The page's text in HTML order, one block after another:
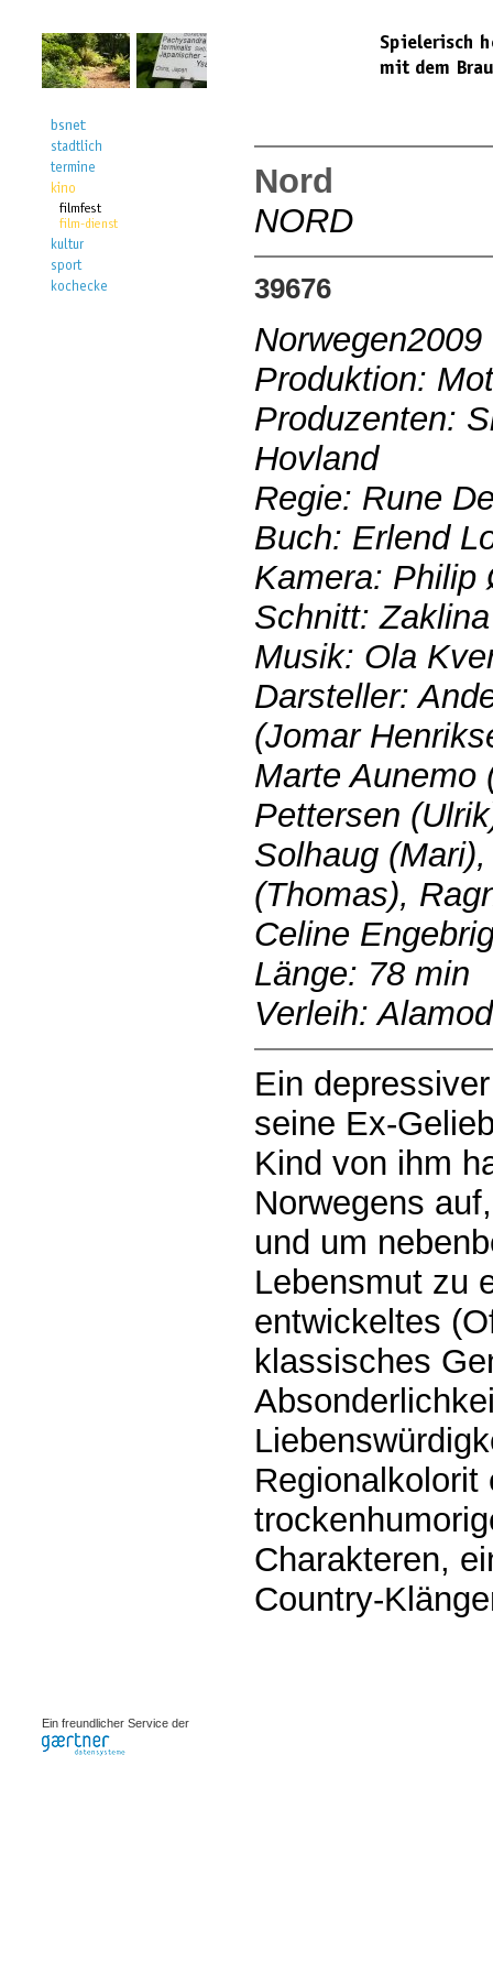
Nord
NORD
39676
Norwegen2009
Produktion:
Produzenten:
Hovland
Regie: Rune
Buch: Erlend
Kamera: Philip
Schnitt:
Musik: Ola
Darsteller:
(Jomar
Marte Aunemo
Pettersen
Solhaug
(Thomas),
Celine
Länge: 78 min
Verleih:
Ein
seine Ex-
Kind von ihm
Norwegens
und um
Lebensmut zu
entwickeltes
klassisches
Charakteren,
Country-
Ein freundlicher Service der